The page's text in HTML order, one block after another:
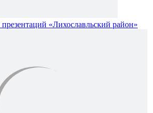
«Лихославльский район»